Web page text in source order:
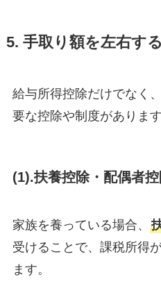
5. 手取り額を左右す
給与所得控除だけでなく
要な控除や制度があります
(1).扶養控除・配偶者
家族を養っている場合、
受けることで、課税所得
ます。